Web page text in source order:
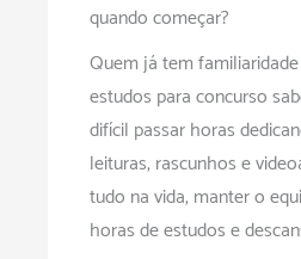
quando começar?
Quem já tem
estudos para concurso
difícil passar horas
leituras, rascunhos e
tudo na vida, manter o
horas de estudos e